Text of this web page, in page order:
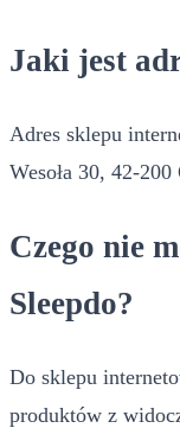
Jaki jest
Adres sklepu
Wesoła 30, 42-200
Czego nie
Sleepdo?
Do sklepu
produktów z